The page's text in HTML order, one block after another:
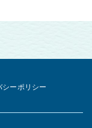
シーポリシー